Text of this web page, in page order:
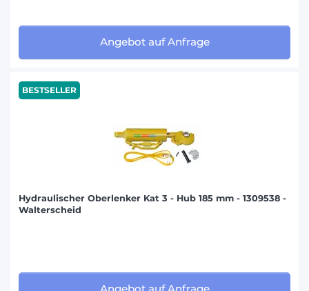
Angebot auf Anfrage
BESTSELLER
Hydraulischer Oberlenker Kat 3 - Hub 185 mm - 1309538 -
Walterscheid